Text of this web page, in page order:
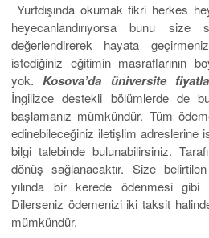
Yurtdışında okumak fikri herkes
heyecanlandırıyorsa bunu size
değerlendirerek hayata
istediğiniz eğitimin masraflarının
yok.Kosova’da üniversite
İngilizce destekli bölümlerde de
başlamanız mümkündür. Tüm
edinebileceğiniz iletişlim adreslerine
bilgi talebinde bulunabilirsiniz.
dönüş sağlanacaktır. Size
yılında bir kerede ödenmesi
Dilerseniz ödemenizi iki taksit
mümkündür.